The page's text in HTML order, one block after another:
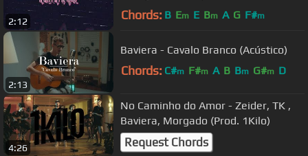
2:12 Chords: B Em E Bm A G F#m
2:13
Baviera - Cavalo Branco (Acústico)
Chords: C#m F#m A B Bm G#m D
4:26
No Caminho do Amor - Zeider, TK ,
Baviera, Morgado (Prod. 1Kilo)
Request Chords